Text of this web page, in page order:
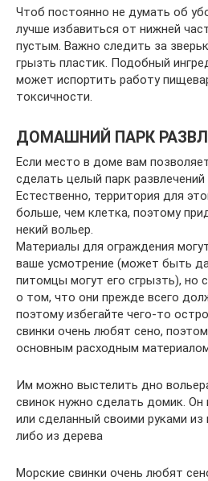
Чтоб постоянно не думать об
лучше избавиться от нижней
пустым. Важно следить за
грызть пластик. Подобный
может испортить работу
токсичности.
ДОМАШНИЙ ПАРК
Если место в доме вам
сделать целый парк
Естественно, территория для
больше, чем клетка, поэтому
некий вольер.
Материалы для ограждения
ваше усмотрение (может быть
питомцы могут его сгрызть), но
о том, что они прежде всего
поэтому избегайте чего-то
свинки очень любят сено,
основным расходным
Им можно выстелить дно
свинок нужно сделать домик.
или сделанный своими руками из
либо из дерева
Морские свинки очень любят